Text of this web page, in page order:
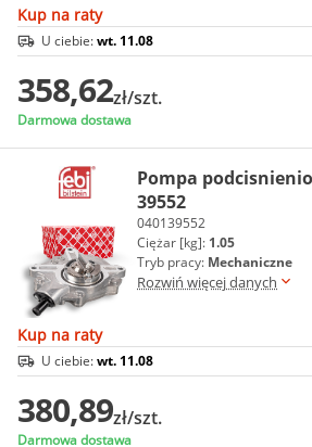
Kup na raty
U ciebie:wt. 11.08
358,62zł/szt.
Darmowa dostawa
Pompa
39552
040139552
Ciężar [kg]: 1.05
Tryb pracy: Mechaniczne
Rozwiń więcej danych
Kup na raty
U ciebie:wt. 11.08
380,89zł/szt.
Darmowa dostawa